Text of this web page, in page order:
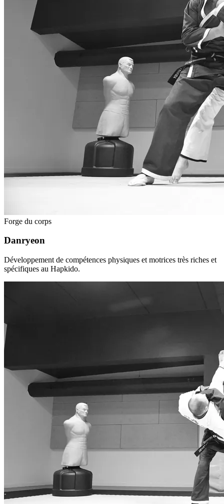
Forge du corps
Danryeon
Développement de compétences physiques et motrices très riches et
spécifiques au Hapkido.